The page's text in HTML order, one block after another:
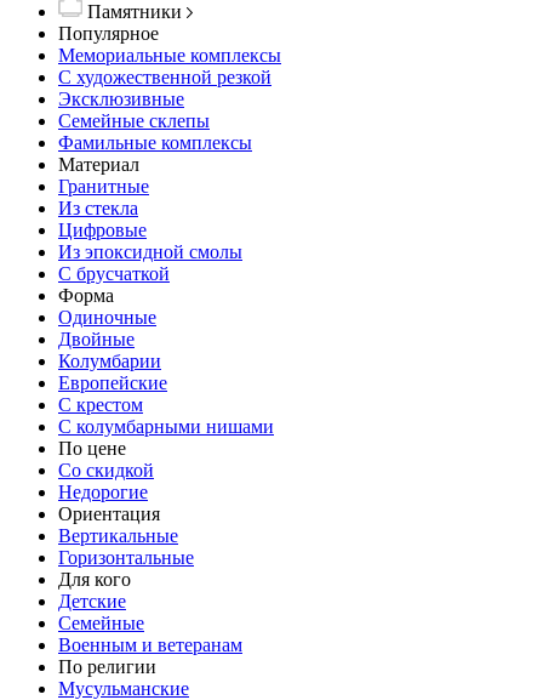
Памятники
Популярное
Мемориальные комплексы
С художественной резкой
Эксклюзивные
Семейные склепы
Фамильные комплексы
Материал
Гранитные
Из стекла
Цифровые
Из эпоксидной смолы
С брусчаткой
Форма
Одиночные
Двойные
Колумбарии
Европейские
С крестом
С колумбарными нишами
По цене
Со скидкой
Недорогие
Ориентация
Вертикальные
Горизонтальные
Для кого
Детские
Семейные
Военным и ветеранам
По религии
Мусульманские